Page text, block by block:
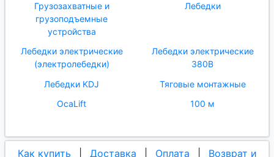
Грузозахватные и
грузоподъемные
устройства
Лебедки
Лебедки электрические
(электролебедки)
Лебедки электрические
380В
Лебедки KDJ
Тяговые монтажные
OcaLift
100 м
Как купить Доставка Оплата
Возврат и